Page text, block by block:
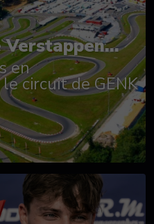
en
circuit de GENK